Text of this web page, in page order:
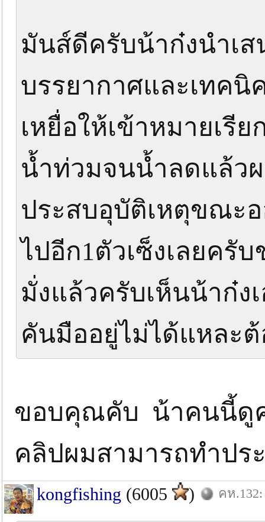
มันส์ดีครับน้าก๋งนำเ
บรรยากาศและเทคนิ
เหยื่อให้เข้าหมายเรี
น้ำท่วมจนน้ำลดแล้ว
ประสบอุบัติเหตุขณะ
ไปอีก1ตัวเซ็งเลยครั
มั่งแล้วครับเห็นน้าก๋ง
คันมืออยู่ไม่ได้แหละ
ขอบคุณคับ น้าคนนี้ดู
คลิปผมสามารถทำป
kongfishing (6005 ) คห